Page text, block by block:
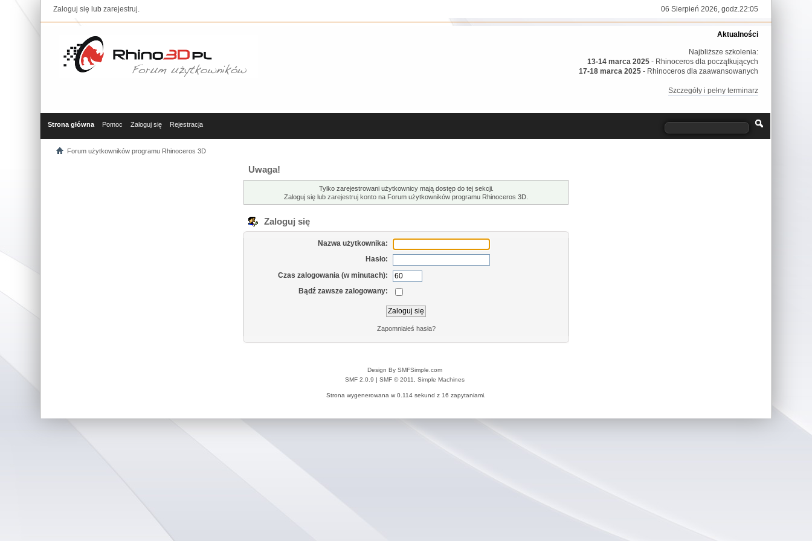
Zaloguj się lubzarejestruj. 06 Sierpień 2026, godz.22:05
Aktualności
Najbliższe szkolenia:
13-14 marca 2025 - Rhinoceros dla początkujących
17-18 marca 2025 - Rhinoceros dla zaawansowanych
Szczegóły i pełny terminarz
Strona główna Pomoc Zaloguj się Rejestracja
Forum użytkowników programu Rhinoceros 3D
Uwaga!
Tylko zarejestrowani użytkownicy mają dostęp do tej sekcji.
Zaloguj się lub zarejestruj konto na Forum użytkowników programu Rhinoceros 3D.
Zaloguj się
Nazwa użytkownika:
Hasło:
Czas zalogowania (w minutach):
Bądź zawsze zalogowany:
Zapomniałeś hasła?
Design By SMFSimple.com
SMF 2.0.9
SMF © 2011, Simple Machines
Strona wygenerowana w 0.114 sekund z 16 zapytaniami.